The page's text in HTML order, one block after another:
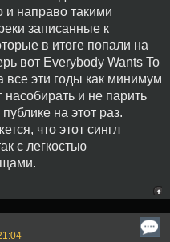
и направо такими
записанные к
в итоге попали на
вот Everybody Wants To
все эти годы как минимум
и не парить
на этот раз.
что этот сингл
с легкостью